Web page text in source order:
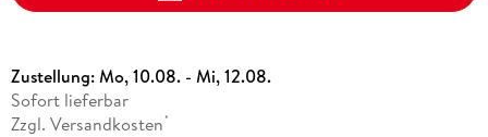
Zustellung:Mo, 10.08. - Mi, 12.08.
Sofort lieferbar
Zzgl. Versandkosten *